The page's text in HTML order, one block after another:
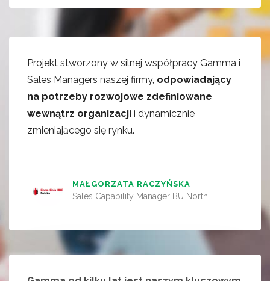
Projekt stworzony w silnej współpracy Gamma i
Sales Managers naszej firmy, odpowiadający
na potrzeby rozwojowe zdefiniowane
wewnątrz organizacji i dynamicznie
zmieniającego się rynku.
MAŁGORZATA RACZYŃSKA
Sales Capability Manager BU North